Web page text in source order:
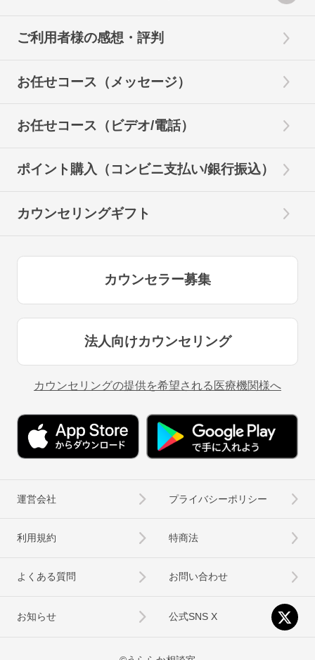
ご利用者様の感想・評判
お任せコース（メッセージ）
お任せコース（ビデオ/電話）
ポイント購入（コンビニ支払い/銀行振込）
カウンセリングギフト
カウンセラー募集
法人向けカウンセリング
カウンセリングの提供を希望される医療機関様へ
運営会社 プライバシーポリシー
利用規約 特商法
よくある質問 お問い合わせ
お知らせ 公式SNS X